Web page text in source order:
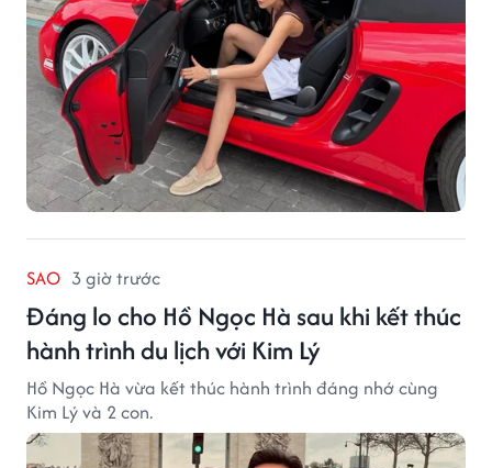
SAO 3 giờ trước
Đáng lo cho Hồ Ngọc Hà sau khi kết thúc
hành trình du lịch với Kim Lý
Hồ Ngọc Hà vừa kết thúc hành trình đáng nhớ cùng
Kim Lý và 2 con.